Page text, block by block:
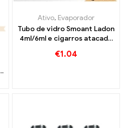
Ativo, Evaporador
Tubo de vidro Smoant Ladon
4ml/6ml e cigarros atacado
€1.04